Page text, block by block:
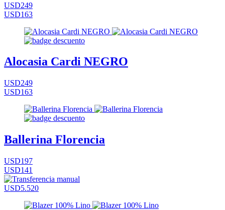
USD249
USD163
Alocasia Cardi NEGRO
USD249
USD163
Ballerina Florencia
USD197
USD141
USD5.520